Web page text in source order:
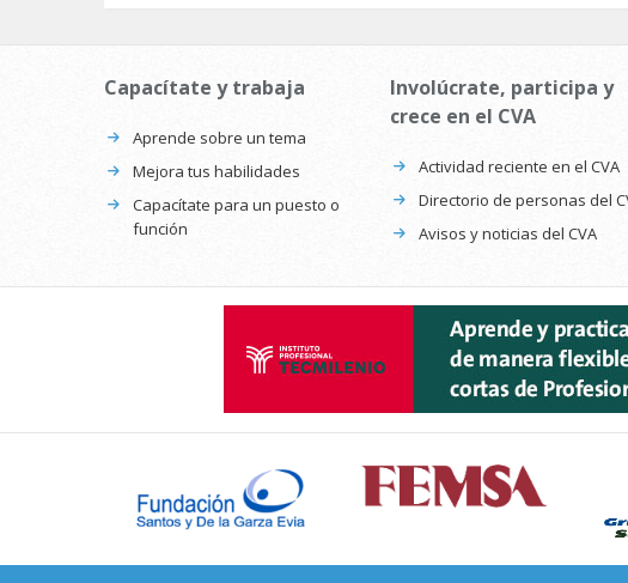
Capacítate y trabaja
Aprende sobre un tema
Mejora tus habilidades
Capacítate para un puesto o
función
Involúcrate, participa y
crece en el CVA
Actividad reciente en el CVA
Directorio de personas del
Avisos y noticias del CVA